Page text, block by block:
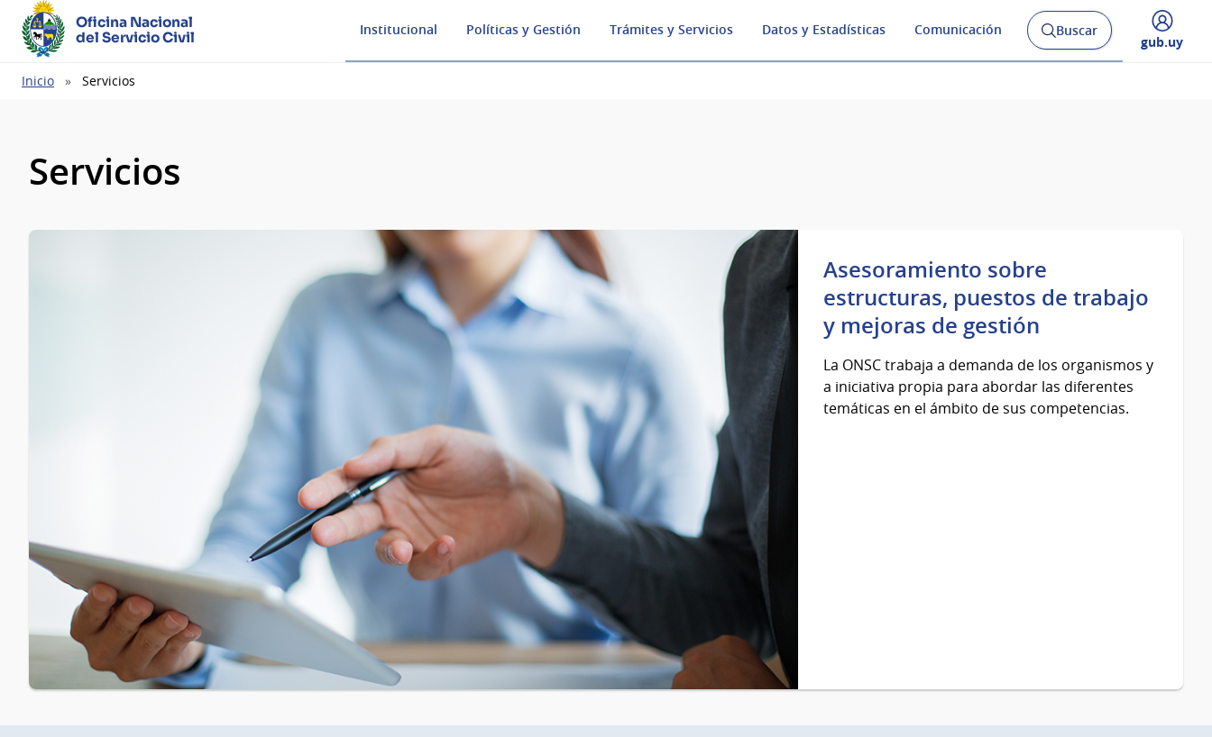
Oficina Nacional
del Servicio Civil
Institucional Políticas y Gestión Trámites y Servicios Datos y Estadísticas Comunicación
Abrir
buscador
Buscar
Desplegar
gub.uy
Ruta
Inicio Servicios
Servicios
Asesoramiento sobre
estructuras, puestos de trabajo
y mejoras de gestión
La ONSC trabaja a demanda de los organismos y
a iniciativa propia para abordar las diferentes
temáticas en el ámbito de sus competencias.